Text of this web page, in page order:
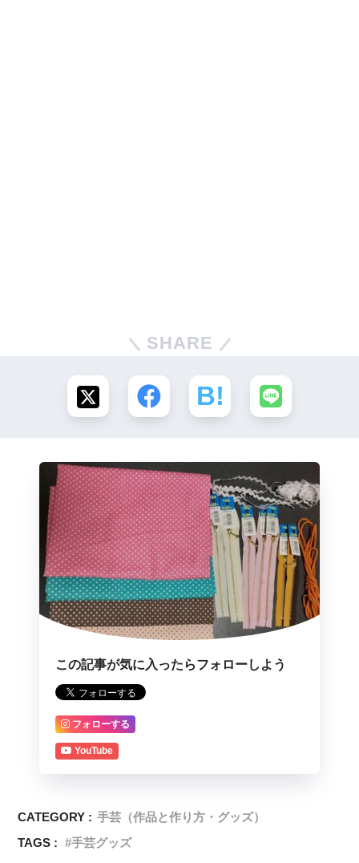
SHARE
この記事が気に入ったらフォローしよう
フォローする
YouTube
CATEGORY : 手芸（作品と作り方・グッズ）
TAGS :
手芸グッズ